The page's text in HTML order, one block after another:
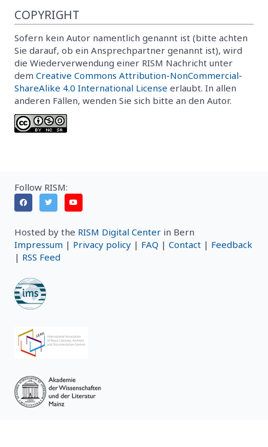
COPYRIGHT
Sofern kein Autor namentlich genannt ist (bitte achten
Sie darauf, ob ein Ansprechpartner genannt ist), wird
die Wiederverwendung einer RISM Nachricht unter
dem Creative Commons Attribution-NonCommercial-
ShareAlike 4.0 International License erlaubt. In allen
anderen Fällen, wenden Sie sich bitte an den Autor.
Follow RISM:
Hosted by the RISM Digital Center in Bern
Impressum | Privacy policy | FAQ | Contact | Feedback
| RSS Feed